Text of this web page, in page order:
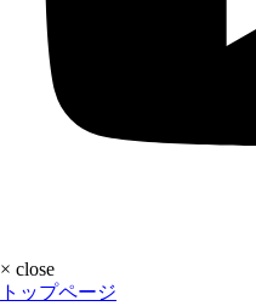
× close
トップページ